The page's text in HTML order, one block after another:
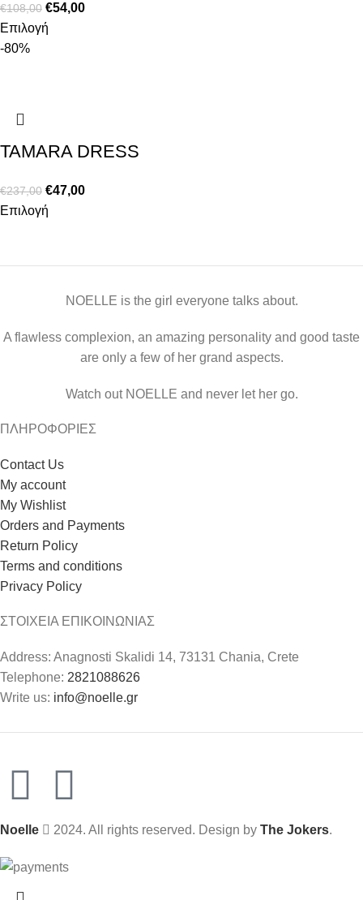
€108,00 €54,00
Επιλογή
-80%
TAMARA DRESS
€237,00 €47,00
Επιλογή
NOELLE is the girl everyone talks about.
A flawless complexion, an amazing personality and good taste
are only a few of her grand aspects.
Watch out NOELLE and never let her go.
ΠΛΗΡΟΦΟΡΙΕΣ
Contact Us
My account
My Wishlist
Orders and Payments
Return Policy
Terms and conditions
Privacy Policy
ΣΤΟΙΧΕΙΑ ΕΠΙΚΟΙΝΩΝΙΑΣ
Address: Anagnosti Skalidi 14, 73131 Chania, Crete
Telephone: 2821088626
Write us: info@noelle.gr
Noelle 2024. All rights reserved. Design by The Jokers.